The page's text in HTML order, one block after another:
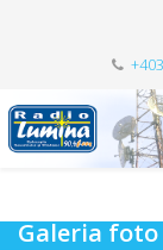
Galeria foto